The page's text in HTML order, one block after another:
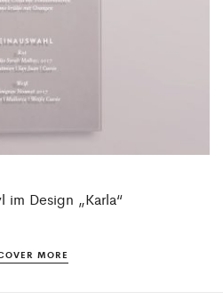
im Design „Karla“
MORE